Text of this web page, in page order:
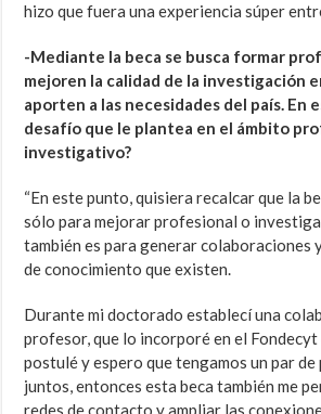
hizo que fuera una experiencia súper
-Mediante la beca se busca formar
mejoren la calidad de la investigación
aporten a las necesidades del país. En
desafío que le plantea en el ámbito
investigativo?
“En este punto, quisiera recalcar que la
sólo para mejorar profesional o
también es para generar colaboraciones
de conocimiento que existen.
Durante mi doctorado establecí una
profesor, que lo incorporé en el
postulé y espero que tengamos un par
juntos, entonces esta beca también me